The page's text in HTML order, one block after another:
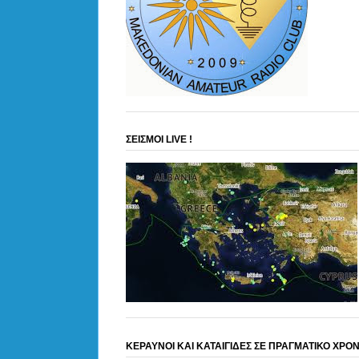
ΣΕΙΣΜΟΙ LIVE !
ΚΕΡΑΥΝΟΙ ΚΑΙ ΚΑΤΑΙΓΙΔΕΣ ΣΕ ΠΡΑΓΜΑΤΙΚΟ